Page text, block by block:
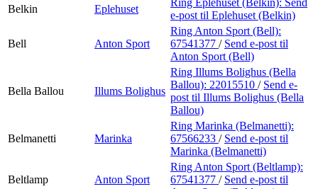
Belkin Eplehuset
e-post til Eplehuset (Belkin)
Bell Anton Sport
Ring Anton Sport (Bell):
67541377 / Send e-post til
Anton Sport (Bell)
Bella Ballou Illums Bolighus
Ring Illums Bolighus (Bella
Ballou): 22015510 / Send e-
post til Illums Bolighus (Bella
Ballou)
Belmanetti Marinka
Ring Marinka (Belmanetti):
67566233 / Send e-post til
Marinka (Belmanetti)
Beltlamp Anton Sport
Ring Anton Sport (Beltlamp):
67541377 / Send e-post til